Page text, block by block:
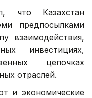
что Казахстан
предпосылками
взаимодействия,
инвестициях,
цепочках
отраслей.
и экономические